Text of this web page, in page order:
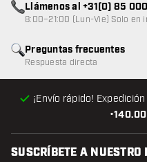
•
¡Envío rápido!
Preguntas frecuentes
Respuesta directa
Llámenos al +31(0) 85
8:00–21:00 (Lun-Vie) Solo en
SUSCRÍBETE A NUESTRO